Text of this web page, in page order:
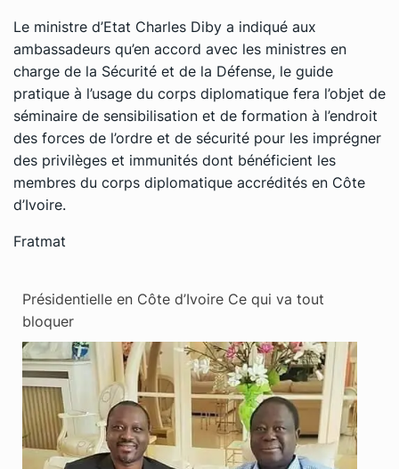
Le ministre d’Etat Charles Diby a indiqué aux
ambassadeurs qu’en accord avec les ministres en
charge de la Sécurité et de la Défense, le guide
pratique à l’usage du corps diplomatique fera l’objet de
séminaire de sensibilisation et de formation à l’endroit
des forces de l’ordre et de sécurité pour les imprégner
des privilèges et immunités dont bénéficient les
membres du corps diplomatique accrédités en Côte
d’Ivoire.
Fratmat
Présidentielle en Côte d’Ivoire Ce qui va tout
bloquer